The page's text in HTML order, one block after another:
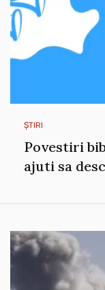
ȘTIRI
Povestiri
ajuti sa